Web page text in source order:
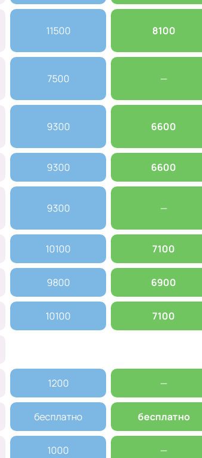
11500 8100
7500 —
9300 6600
9300 6600
9300 —
10100 7100
9800 6900
10100 7100
1200 —
бесплатно бесплатно
1000 —